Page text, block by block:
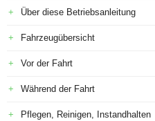
Über diese Betriebsanleitung
Fahrzeugübersicht
Vor der Fahrt
Während der Fahrt
Pflegen, Reinigen, Instandhalten